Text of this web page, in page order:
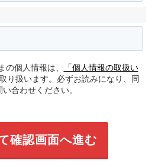
個人情報は、
「個人情報の取扱い
り扱います。必ずお読みになり、同
合わせください。
確認画面へ進む